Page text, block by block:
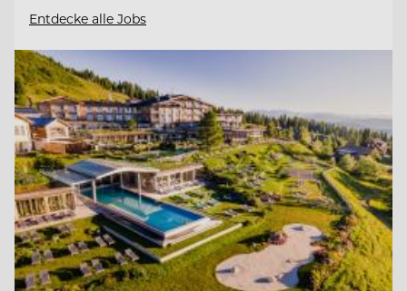
Entdecke alle Jobs